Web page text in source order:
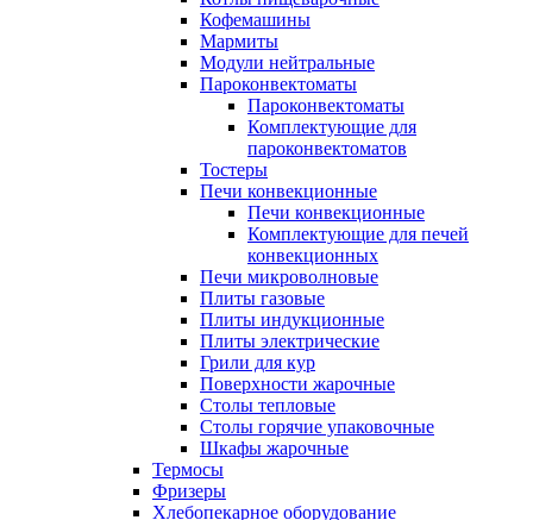
Кофемашины
Мармиты
Модули нейтральные
Пароконвектоматы
Пароконвектоматы
Комплектующие для
пароконвектоматов
Тостеры
Печи конвекционные
Печи конвекционные
Комплектующие для печей
конвекционных
Печи микроволновые
Плиты газовые
Плиты индукционные
Плиты электрические
Грили для кур
Поверхности жарочные
Столы тепловые
Столы горячие упаковочные
Шкафы жарочные
Термосы
Фризеры
Хлебопекарное оборудование